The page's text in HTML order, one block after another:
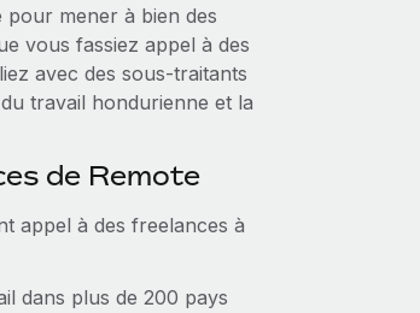
mener à bien des
vous fassiez appel à des
avec des sous-traitants
travail hondurienne et la
de Remote
appel à des freelances à
dans plus de 200 pays